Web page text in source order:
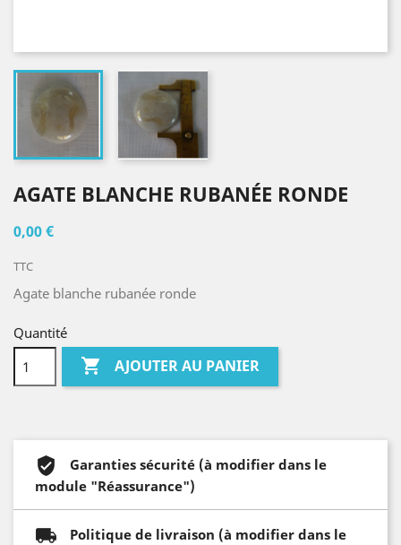
AGATE BLANCHE RUBANÉE RONDE
0,00 €
TTC
Agate blanche rubanée ronde
Quantité
 AJOUTER AU PANIER
Garanties sécurité (à modifier dans le
module "Réassurance")
Politique de livraison (à modifier dans le